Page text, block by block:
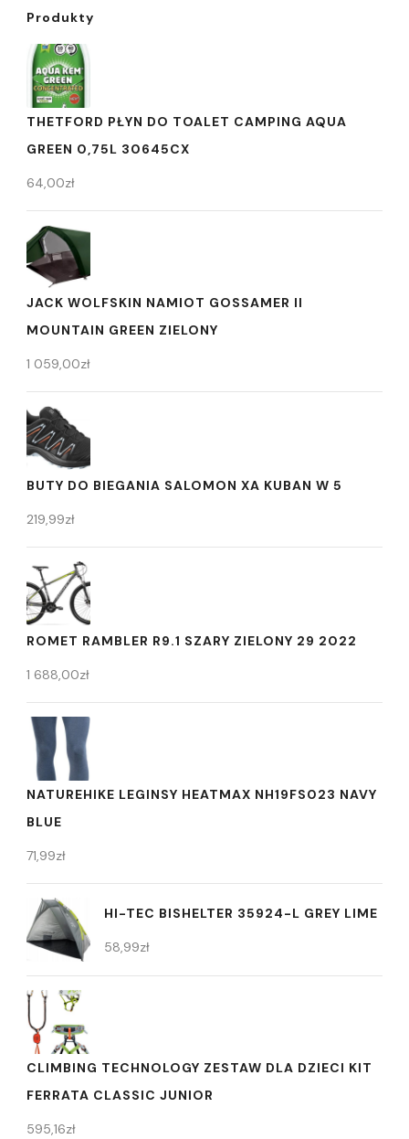
Produkty
THETFORD PŁYN DO TOALET CAMPING AQUA
GREEN 0,75L 30645CX
64,00zł
JACK WOLFSKIN NAMIOT GOSSAMER II
MOUNTAIN GREEN ZIELONY
1 059,00zł
BUTY DO BIEGANIA SALOMON XA KUBAN W 5
219,99zł
ROMET RAMBLER R9.1 SZARY ZIELONY 29 2022
1 688,00zł
NATUREHIKE LEGINSY HEATMAX NH19FS023 NAVY
BLUE
71,99zł
HI-TEC BISHELTER 35924-L GREY LIME
58,99zł
CLIMBING TECHNOLOGY ZESTAW DLA DZIECI KIT
FERRATA CLASSIC JUNIOR
595,16zł